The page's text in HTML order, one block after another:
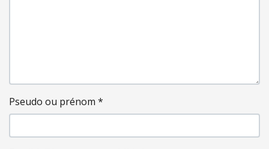
Pseudo ou prénom *